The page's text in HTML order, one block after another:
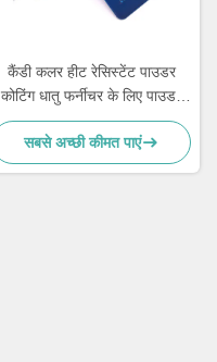
कैंडी कलर हीट रेसिस्टेंट पाउडर
कोटिंग धातु फर्नीचर के लिए पाउडर
पेंट
सबसे अच्छी कीमत पाएं